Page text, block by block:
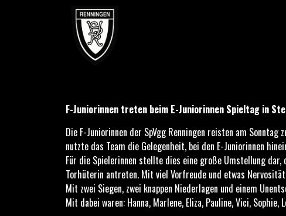
F-Juniorinnen treten beim E-Juniorinnen Spieltag in
Die F-Juniorinnen der SpVgg Renningen reisten am
nutzte das Team die Gelegenheit, bei den E-Juniorinnen
Für die Spielerinnen stellte dies eine große Umstellung
Torhüterin antreten. Mit viel Vorfreude und etwas
Mit zwei Siegen, zwei knappen Niederlagen und einem
Mit dabei waren: Hanna, Marlene, Eliza, Pauline, Vici, Sophie,